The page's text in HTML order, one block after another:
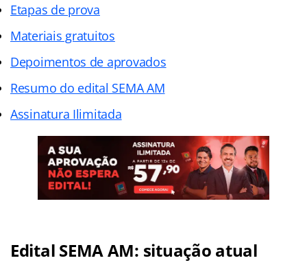
Etapas de prova
Materiais gratuitos
Depoimentos de aprovados
Resumo do edital SEMA AM
Assinatura Ilimitada
Edital SEMA AM: situação atual